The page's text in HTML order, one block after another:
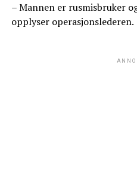
– Mannen er rusmisbruker
opplyser operasjonslederen.